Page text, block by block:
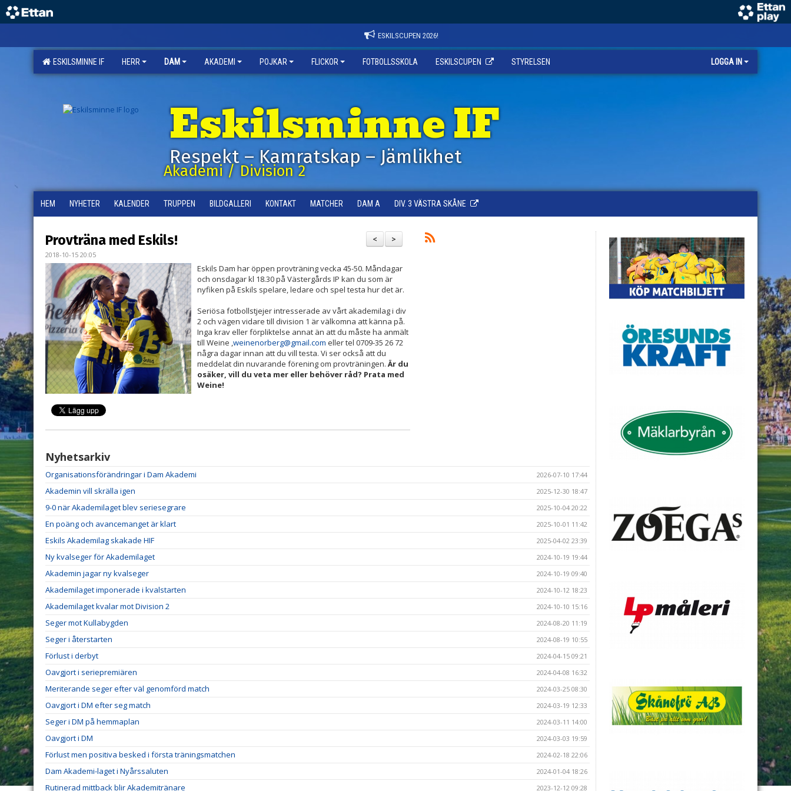
ESKILSCUPEN 2026!
ESKILSMINNE IF HERR DAM AKADEMI POJKAR FLICKOR FOTBOLLSSKOLA ESKILSCUPEN STYRELSEN LOGGA IN
Eskilsminne IF
Respekt – Kamratskap – Jämlikhet
Akademi / Division 2
HEM NYHETER KALENDER TRUPPEN BILDGALLERI KONTAKT MATCHER DAM A DIV. 3 VÄSTRA SKÅNE
>
<
Provträna med Eskils!
2018-10-15 20:05
Eskils Dam har öppen provträning vecka 45-50. Måndagar
och onsdagar kl 18.30 på Västergårds IP kan du som är
nyfiken på Eskils spelare, ledare och spel testa hur det är.
Seriösa fotbollstjejer intresserade av vårt akademilag i div
2 och vägen vidare till division 1 är välkomna att känna på.
Inga krav eller förpliktelse annat än att du måste ha anmält
till Weine ,weinenorberg@gmail.com eller tel 0709-35 26 72
några dagar innan att du vill testa. Vi ser också att du
meddelat din nuvarande förening om provträningen.Är du
osäker, vill du veta mer eller behöver råd? Prata med
Weine!
Nyhetsarkiv
Organisationsförändringar i Dam Akademi 2026-07-10 17:44
Akademin vill skrälla igen 2025-12-30 18:47
9-0 när Akademilaget blev seriesegrare 2025-10-04 20:22
En poäng och avancemanget är klart 2025-10-01 11:42
Eskils Akademilag skakade HIF 2025-04-02 23:39
Ny kvalseger för Akademilaget 2024-10-19 19:44
Akademin jagar ny kvalseger 2024-10-19 09:40
Akademilaget imponerade i kvalstarten 2024-10-12 18:23
Akademilaget kvalar mot Division 2 2024-10-10 15:16
Seger mot Kullabygden 2024-08-20 11:19
Seger i återstarten 2024-08-19 10:55
Förlust i derbyt 2024-04-15 09:21
Oavgjort i seriepremiären 2024-04-08 16:32
Meriterande seger efter väl genomförd match 2024-03-25 08:30
Oavgjort i DM efter seg match 2024-03-19 12:33
Seger i DM på hemmaplan 2024-03-11 14:00
Oavgjort i DM 2024-03-03 19:59
Förlust men positiva besked i första träningsmatchen 2024-02-18 22:06
Dam Akademi-laget i Nyårssaluten 2024-01-04 18:26
Rutinerad mittback blir Akademitränare 2023-12-12 09:28